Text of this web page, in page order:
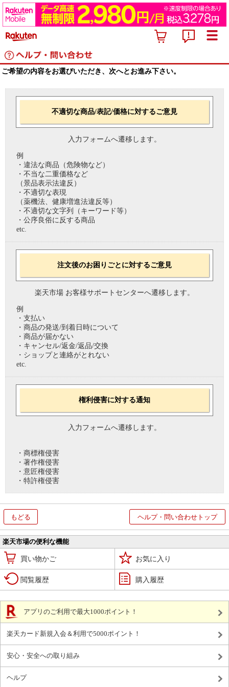
ご希望の内容をお選びいただき、次へとお進み下さい。
不適切な商品/表記/価格に対するご意見
入力フォームへ遷移します。
例
・違法な商品（危険物など）
・不当な二重価格など
（景品表示法違反）
・不適切な表現
（薬機法、健康増進法違反等）
・不適切な文字列（キーワード等）
・公序良俗に反する商品
etc.
注文後のお困りごとに対するご意見
楽天市場 お客様サポートセンターへ遷移します。
例
・支払い
・商品の発送/到着日時について
・商品が届かない
・キャンセル/返金/返品/交換
・ショップと連絡がとれない
etc.
権利侵害に対する通知
入力フォームへ遷移します。
・商標権侵害
・著作権侵害
・意匠権侵害
・特許権侵害
もどる ヘルプ・問い合わせトップ
楽天市場の便利な機能
買い物かご お気に入り
閲覧履歴 購入履歴
アプリのご利用で最大1000ポイント！
楽天カード新規入会＆利用で5000ポイント！
安心・安全への取り組み
ヘルプ